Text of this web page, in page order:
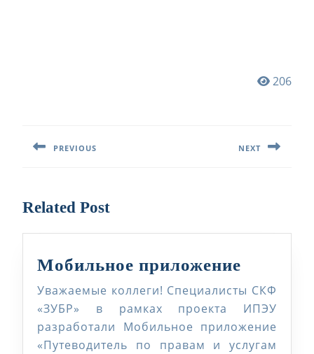
206
записям
PREVIOUS NEXT
Related Post
Мобильное приложение
Уважаемые коллеги! Специалисты СКФ
«ЗУБР» в рамках проекта ИПЭУ
разработали Мобильное приложение
«Путеводитель по правам и услугам